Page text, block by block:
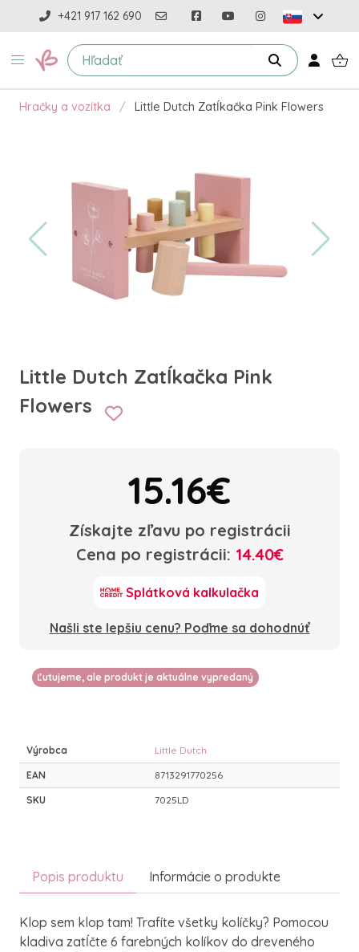
+421 917 162 690
Hračky a vozítka Little Dutch Zatĺkačka Pink Flowers
Little Dutch Zatĺkačka Pink
Flowers
15.16€
Získajte zľavu po registrácii
Cena po registrácii: 14.40€
Splátková kalkulačka
Našli ste lepšiu cenu? Poďme sa dohodnúť
Ľutujeme, ale produkt je aktuálne vypredaný
Výrobca Little Dutch
EAN 8713291770256
SKU 7025LD
Popis produktu Informácie o produkte
Klop sem klop tam! Trafíte všetky kolíčky? Pomocou
kladiva zatĺčte 6 farebných kolíkov do dreveného